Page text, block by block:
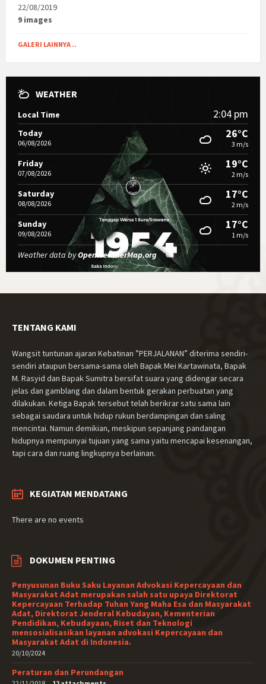
22/08/2019
9 images
GALERI LAINNYA ..
WEATHER
Local Time 2:04 pm
Today
06/08/2026
26°C
3 m/s
Friday
07/08/2026
19°C
2 m/s
Saturday
08/08/2026
17°C
2 m/s
Sunday
09/08/2026
17°C
1 m/s
Weather data byOpenWeatherMap.org
TENTANG KAMI
Wangsit tuntunan ajaran Kebatinan ”PERJALANAN” diterima sendiri-
sendiri ataupun bersama-sama oleh Bapak Mei Kartawinata, Bapak
M. Rasyid dan Bapak Sumitra bersifat suara yang didengar secara
jelas dan gamblang dan dalam bentuk gerakan perbuatan yang
dilakukan. Ketiga Bapak tersebut telah berikrar satu sama lain
sebagai saudara untuk hidup rukun berdampingan dan saling
mencintai. Namun demikian, meskipun sepanjang pandangan
hidupnya mempunyai tujuan yang sama yaitu mencapai kesenangan,
tapi cara dan ruang lingkupnya berlainan.
KEGIATAN MENDATANG
There are no events
DOKUMEN PENTING
Penyusunan Buku Saku Layanan Advokasi Kepercayaan dan
Masyarakat Adat merupakan salah satu upaya Direktorat
Kepercayaan Terhadap Tuhan Yang Maha Esa dan Masyarakat
Adat, Direktorat Jenderal Kebudayan, Kementerian
Pendidikan, Kebudayaan, Riset dan Teknologi
mensosialisasikan layanan advokasi Kepercayaan dan
Masyarakat Adat di Indonesia.
20/10/2024
Peraturan dan Perundangan